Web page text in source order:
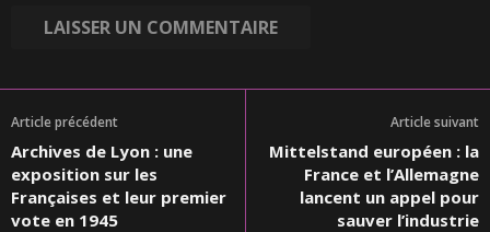
Article précédent
Archives de Lyon : une
exposition sur les
Françaises et leur premier
vote en 1945
Article suivant
Mittelstand européen : la
France et l’Allemagne
lancent un appel pour
sauver l’industrie